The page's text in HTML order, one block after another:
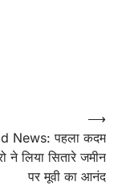
News: पहला कदम
ने लिया सितारे जमीन
पर मूवी का आनंद
⟶